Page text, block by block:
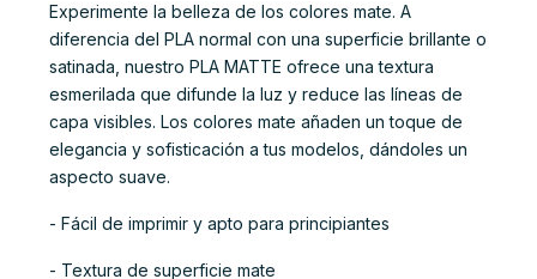
Experimente la belleza de los colores mate. A
diferencia del PLA normal con una superficie brillante o
satinada, nuestro PLA MATTE ofrece una textura
esmerilada que difunde la luz y reduce las líneas de
capa visibles. Los colores mate añaden un toque de
elegancia y sofisticación a tus modelos, dándoles un
aspecto suave.
- Fácil de imprimir y apto para principiantes
- Textura de superficie mate